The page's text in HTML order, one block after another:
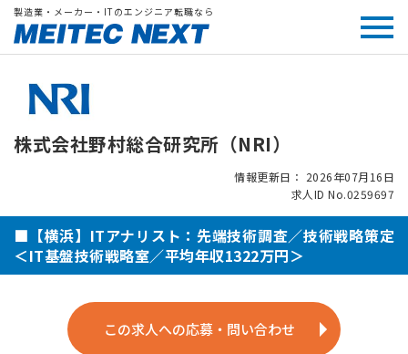
製造業・メーカー・ITのエンジニア転職なら
株式会社野村総合研究所（NRI）
情報更新日： 2026年07月16日
求人ID No.0259697
■【横浜】ITアナリスト：先端技術調査／技術戦略策定
＜IT基盤技術戦略室／平均年収1322万円＞
この求人への応募・問い合わせ